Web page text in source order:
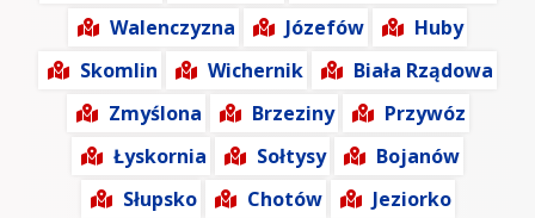
Walenczyzna
Józefów
Huby
Skomlin
Wichernik
Biała Rządowa
Zmyślona
Brzeziny
Przywóz
Łyskornia
Sołtysy
Bojanów
Słupsko
Chotów
Jeziorko